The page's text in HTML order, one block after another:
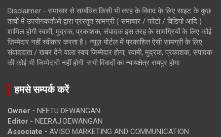
Disclaimer - समाचार से सम्बंधित किसी भी तरह के विवाद के लिए साइट के कुछ
तत्वों में उपयोगकर्ताओं द्वारा प्रस्तुत सामग्री ( समाचार / फोटो / विडियो आदि )
शामिल होगी स्वामी, मुद्रक, प्रकाशक, संपादक इस तरह के सामग्रियों के लिए कोई
ज़िम्मेदार नहीं स्वीकार करता है। न्यूज़ पोर्टल में प्रकाशित ऐसी सामग्री के लिए
संवाददाता / खबर देने वाला स्वयं जिम्मेदार होगा, स्वामी, मुद्रक, प्रकाशक, संपादक
की कोई भी जिम्मेदारी नहीं होगी. सभी विवादों का न्यायक्षेत्र रायपुर होगा
हमसे सम्पर्क करें
Owner - NEETU DEWANGAN
Editor - NEERAJ DEWANGAN
Associate - AVISO MARKETING AND COMMUNICATION